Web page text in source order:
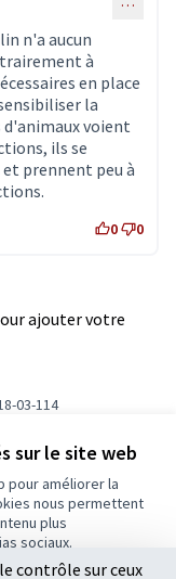
sur le site web
pour améliorer la
nous permettent
plus
sociaux.
n'a aucun
à
en place
la
voient
ils se
prennent peu à
0 0
ajouter votre
03-114
contrôle sur ceux